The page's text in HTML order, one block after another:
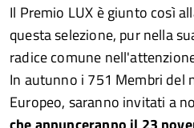
Il Premio LUX è giunto così
questa selezione, pur nella
radice comune
In autunno i 751 Membri del
Europeo, saranno invitati a